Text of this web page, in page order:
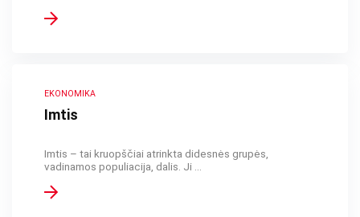
EKONOMIKA
Imtis
Imtis – tai kruopščiai atrinkta didesnės grupės,
vadinamos populiacija, dalis. Ji ...